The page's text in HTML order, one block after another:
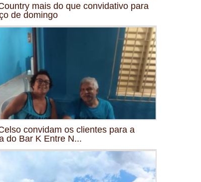
mais do que convidativo para
de domingo
convidam os clientes para a
do Bar K Entre N...